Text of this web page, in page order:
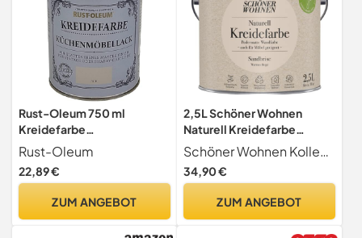
Rust-Oleum 750 ml
Kreidefarbe
Küchenmöbellack Jute
Rust-Oleum
22,89 €
ZUM ANGEBOT
2,5L Schöner Wohnen
Naturell Kreidefarbe
Sandbrise, Warmes Beige Schöner Wohnen Kollektion
34,90 €
ZUM ANGEBOT